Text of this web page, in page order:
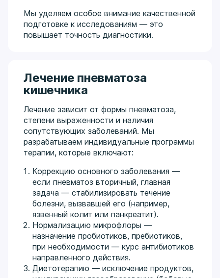
Мы уделяем особое внимание качественной
подготовке к исследованиям — это
повышает точность диагностики.
Лечение пневматоза
кишечника
Лечение зависит от формы пневматоза,
степени выраженности и наличия
сопутствующих заболеваний. Мы
разрабатываем индивидуальные программы
терапии, которые включают:
Коррекцию основного заболевания —
если пневматоз вторичный, главная
задача — стабилизировать течение
болезни, вызвавшей его (например,
язвенный колит или панкреатит).
Нормализацию микрофлоры —
назначение пробиотиков, пребиотиков,
при необходимости — курс антибиотиков
направленного действия.
Диетотерапию — исключение продуктов,